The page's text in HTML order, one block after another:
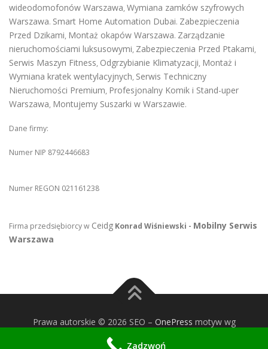
wideodomofonów Warszawa, Wymiana zamków szyfrowych
Warszawa. Smart Home Automation Dubai. Zabezpieczenia
Przed Dzikami, Montaż okapów Warszawa. Zarządzanie
nieruchomościami luksusowymi, Zabezpieczenia Przed Ptakami,
Serwis Maszyn Fitness, Odgrzybianie Klimatyzacji, Montaż i
Wymiana kratek wentylacyjnych, Serwis Techniczny
Nieruchomości Premium, Profesjonalny Komik i Stand-uper
Warszawa, Montujemy Suszarki w Warszawie.
Dane firmy:
Numer NIP 8792446683
Numer REGON 021161238
Firma przedsiębiorcy w Ceidg Konrad Wiśniewski - Mobilny Serwis
Warszawa
Prawa autorskie © 2026 SEO – OnePress motyw wg
FameThemes
Zadzwoń